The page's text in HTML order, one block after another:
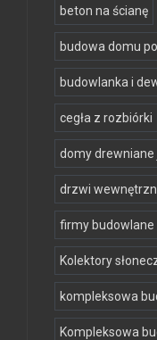
beton na ścianę
budowa domu
budowlanka i
cegła z rozbiórki
domy
drzwi
firmy budowlane
Kolektory
kompleksowa
Kompleksowa